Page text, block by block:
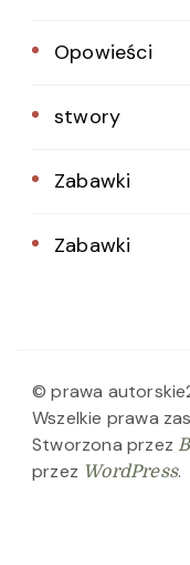
Opowieści
stwory
Zabawki
Zabawki
© prawa
Wszelkie prawa
Stworzona przez
przez WordPress.